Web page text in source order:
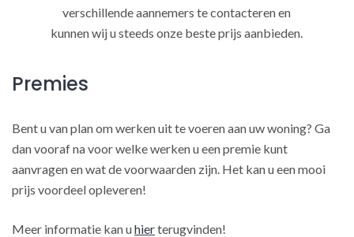
verschillende aannemers te contacteren en
kunnen wij u steeds onze beste prijs aanbieden.
Premies
Bent u van plan om werken uit te voeren aan uw woning? Ga
dan vooraf na voor welke werken u een premie kunt
aanvragen en wat de voorwaarden zijn. Het kan u een mooi
prijs voordeel opleveren!
Meer informatie kan uhierterugvinden!